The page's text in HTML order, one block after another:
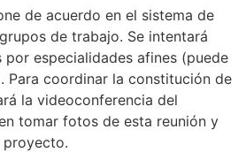
de acuerdo en el sistema de
de trabajo. Se intentará
especialidades afines (puede
Para coordinar la constitución de
la videoconferencia del
tomar fotos de esta reunión y
proyecto.